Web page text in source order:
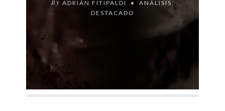
By ADRIÁN FITIPALDI ANÁLISIS ,
DESTACADO